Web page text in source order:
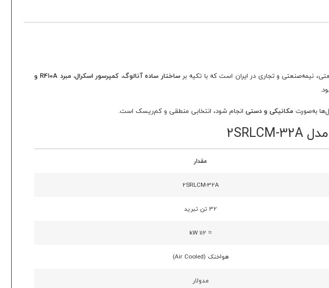
نیمه‌صنعتی و تجاری در ایران است که با تکیه بر
ساختار ساده آنالوگ، کمپرسور اسکرال، مبرد R410A و
به‌صورت مکانیکی و دستی انجام شود، انتخابی منطقی و کم‌ریسک است.
مقدار
2SRLCM-32A
32 تن تبرید
≈ 112 kW
هواخنک (Air Cooled)
مدولار